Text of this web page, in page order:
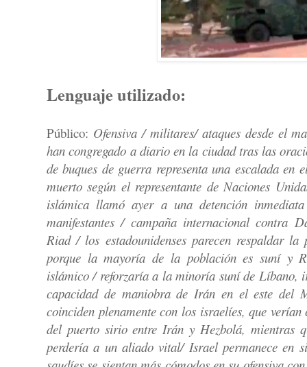
Lenguaje utilizado:
Público: Ofensiva / militares/ ataques desde el
han congregado a diario en la ciudad tras las
de buques de guerra representa una escalada
muerto según el representante de Naciones
islámica llamó ayer a una detención
manifestantes / campaña internacional contra
Riad / los estadounidenses parecen respaldar
porque la mayoría de la población es suní y
islámico / reforzaría a la minoría suní de Líbano,
capacidad de maniobra de Irán en el este del
coinciden plenamente con los israelíes, que
del puerto sirio entre Irán y Hezbolá, mientras
perdería a un aliado vital/ Israel permanece en